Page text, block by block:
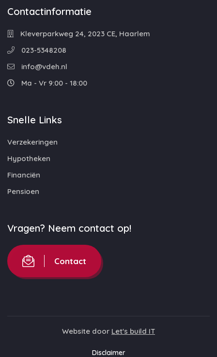
Contactinformatie
Kleverparkweg 24, 2023 CE, Haarlem
023-5348208
info@vdeh.nl
Ma - Vr 9:00 - 18:00
Snelle Links
Verzekeringen
Hypotheken
Financiën
Pensioen
Vragen? Neem contact op!
Contact
Website door Let's build IT
Disclaimer